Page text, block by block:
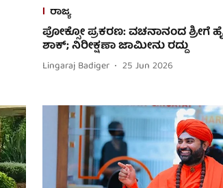
ರಾಜ್ಯ
ಪೋಕ್ಸೋ ಪ್ರಕರಣ: ವಚನಾನಂದ
ಶಾಕ್; ನಿರೀಕ್ಷಣಾ ಜಾಮೀನು ರದ್ದು
Lingaraj Badiger 25 Jun 2026